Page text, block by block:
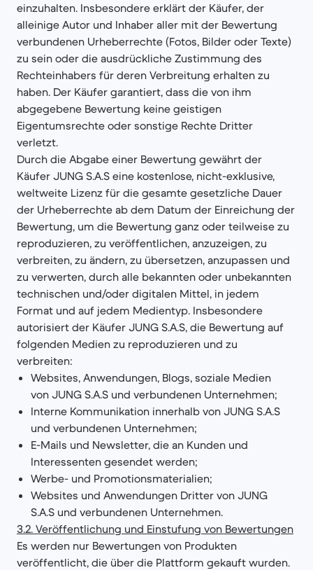
einzuhalten. Insbesondere erklärt der Käufer, der
alleinige Autor und Inhaber aller mit der Bewertung
verbundenen Urheberrechte (Fotos, Bilder oder Texte)
zu sein oder die ausdrückliche Zustimmung des
Rechteinhabers für deren Verbreitung erhalten zu
haben. Der Käufer garantiert, dass die von ihm
abgegebene Bewertung keine geistigen
Eigentumsrechte oder sonstige Rechte Dritter
verletzt.
Durch die Abgabe einer Bewertung gewährt der
Käufer JUNG S.A.S eine kostenlose, nicht-exklusive,
weltweite Lizenz für die gesamte gesetzliche Dauer
der Urheberrechte ab dem Datum der Einreichung der
Bewertung, um die Bewertung ganz oder teilweise zu
reproduzieren, zu veröffentlichen, anzuzeigen, zu
verbreiten, zu ändern, zu übersetzen, anzupassen und
zu verwerten, durch alle bekannten oder unbekannten
technischen und/oder digitalen Mittel, in jedem
Format und auf jedem Medientyp. Insbesondere
autorisiert der Käufer JUNG S.A.S, die Bewertung auf
folgenden Medien zu reproduzieren und zu
verbreiten:
Websites, Anwendungen, Blogs, soziale Medien
von JUNG S.A.S und verbundenen Unternehmen;
Interne Kommunikation innerhalb von JUNG S.A.S
und verbundenen Unternehmen;
E-Mails und Newsletter, die an Kunden und
Interessenten gesendet werden;
Werbe- und Promotionsmaterialien;
Websites und Anwendungen Dritter von JUNG
S.A.S und verbundenen Unternehmen.
3.2. Veröffentlichung und Einstufung von Bewertungen
Es werden nur Bewertungen von Produkten
veröffentlicht, die über die Plattform gekauft wurden.